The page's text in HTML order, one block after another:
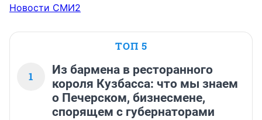
Новости СМИ2
ТОП 5
1
Из бармена в ресторанного
короля Кузбасса: что мы знаем
о Печерском, бизнесмене,
спорящем с губернаторами